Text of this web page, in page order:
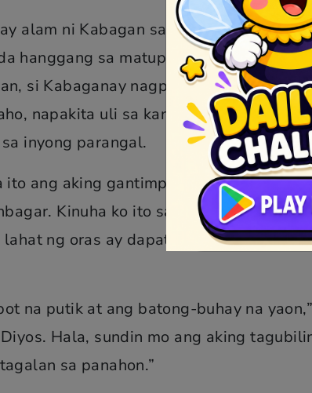
alam ni Kabagan sa ulo ng tribo ang
hanggang sa matupad ang nasabing
si Kabaganay nagpunta sa kanyang
napakita uli sa kanya ni Kabunian.
inyong parangal.
ito ang aking gantimpala. Kita’y
Kinuha ko ito sa mahiwagang
lahat ng oras ay dapat puno ng tubig.
na putik at ang batong-buhay na
Hala, sundin mo ang aking
sa panahon.”